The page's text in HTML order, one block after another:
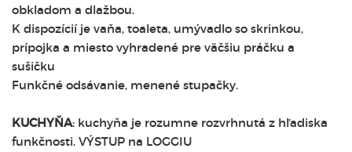
obkladom a dlažbou.
K dispozícií je vaňa, toaleta, umývadlo so skrinkou,
prípojka a miesto vyhradené pre väčšiu práčku a
sušičku
Funkčné odsávanie, menené stupačky.
KUCHYŇA: kuchyňa je rozumne rozvrhnutá z hľadiska
funkčnosti. VÝSTUP na LOGGIU